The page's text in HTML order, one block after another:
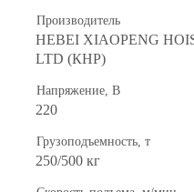
Производитель
HEBEI XIAOPENG
LTD (КНР)
Напряжение, В
220
Грузоподъемность, т
250/500 кг